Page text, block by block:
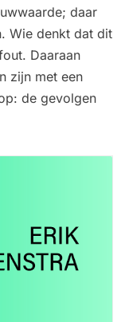
daar
Wie denkt dat dit
Daaraan
zijn met een
de gevolgen